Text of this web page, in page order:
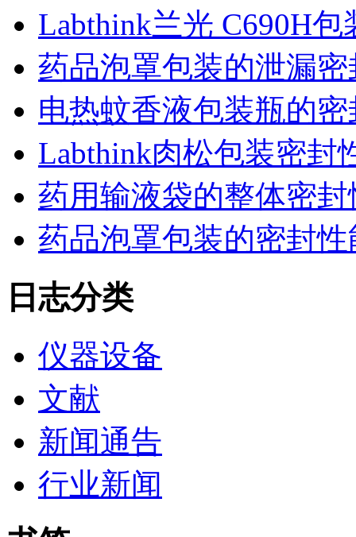
Labthink兰光 C690H
药品泡罩包装的泄漏
电热蚊香液包装瓶的
Labthink肉松包装密封
药用输液袋的整体密
药品泡罩包装的密封
日志分类
仪器设备
文献
新闻通告
行业新闻